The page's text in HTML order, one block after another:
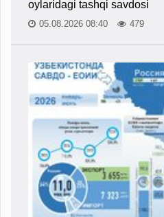
oylaridagi tashqi savdosi
05.08.2026 08:40 479